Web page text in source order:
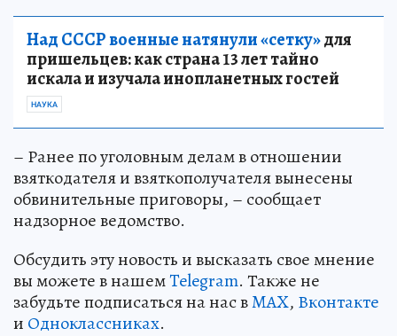
Над СССР военные натянули «сетку»для
пришельцев: как страна 13 лет тайно
искала и изучала инопланетных гостей
НАУКА
– Ранее по уголовным делам в отношении
взяткодателя и взяткополучателя вынесены
обвинительные приговоры, – сообщает
надзорное ведомство.
Обсудить эту новость и высказать свое мнение
вы можете в нашемTelegram. Также не
забудьте подписаться на нас вMAX, Вконтакте
и Одноклассниках.